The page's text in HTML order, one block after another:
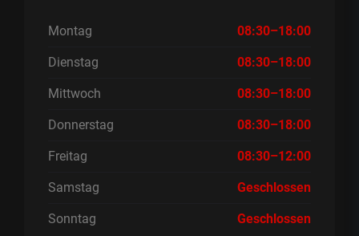
Montag 08:30–18:00
Dienstag 08:30–18:00
Mittwoch 08:30–18:00
Donnerstag 08:30–18:00
Freitag 08:30–12:00
Samstag Geschlossen
Sonntag Geschlossen